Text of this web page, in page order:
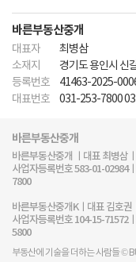
바른부동산중개
대표자
최병삼
소재지
경기도 용인시 신
등록번호
41463-2025-
대표번호
031-253-7800
바른부동산중개
바른부동산중개 ㅣ대표 최병삼
사업자등록번호 583-01-02984
7800
바른부동산중개Kㅣ대표 김호
사업자등록번호 104-15-71572
5800
부동산에 기술을 더하는 사람들 ©